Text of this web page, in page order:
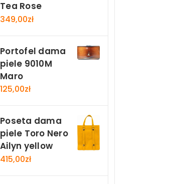
Tea Rose
349,00zł
Portofel dama
piele 9010M
Maro
125,00zł
Poseta dama
piele Toro Nero
Ailyn yellow
415,00zł